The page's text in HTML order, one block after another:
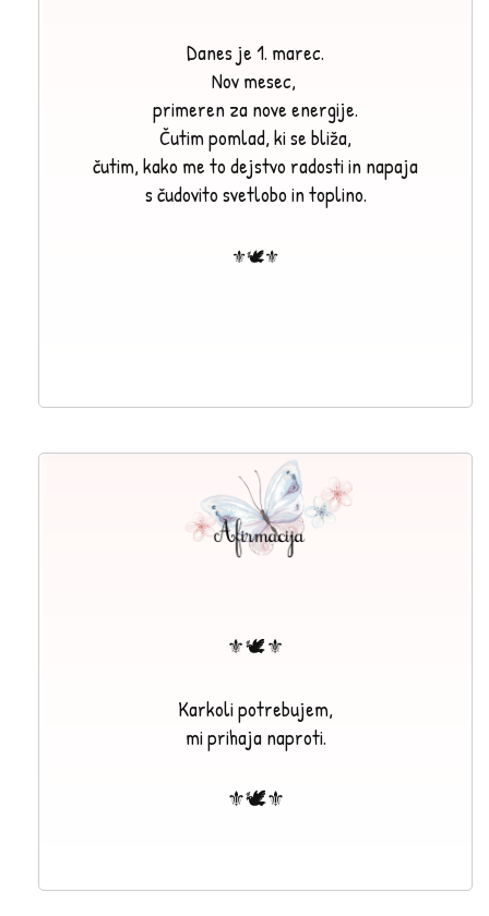
Danes je 1. marec.
Nov mesec,
primeren za nove energije.
Čutim pomlad, ki se bliža,
čutim, kako me to dejstvo radosti in napaja
s čudovito svetlobo in toplino.
⚜🕊⚜
⚜🕊⚜
Karkoli potrebujem,
mi prihaja naproti.
⚜🕊⚜